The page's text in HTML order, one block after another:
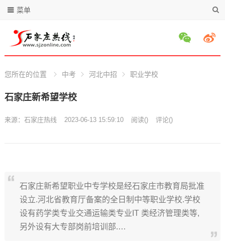
菜单
您所在的位置 中考 河北中招 职业学校
石家庄新希望学校
来源： 石家庄热线 2023-06-13 15:59:10 阅读() 评论()
石家庄新希望职业中专学校是经石家庄市教育局批准
设立.河北省教育厅备案的全日制中等职业学校.学校
设有药学类专业交通运输类专业IT 类经济管理类等,
另外设有大专部岗前培训部.…